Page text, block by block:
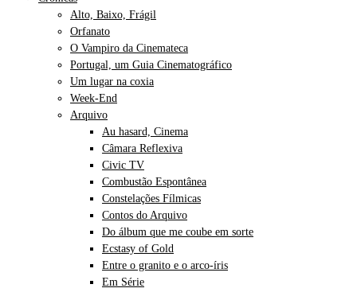
Alto, Baixo, Frágil
Orfanato
O Vampiro da Cinemateca
Portugal, um Guia Cinematográfico
Um lugar na coxia
Week-End
Arquivo
Au hasard, Cinema
Câmara Reflexiva
Civic TV
Combustão Espontânea
Constelações Fílmicas
Contos do Arquivo
Do álbum que me coube em sorte
Ecstasy of Gold
Entre o granito e o arco-íris
Em Série